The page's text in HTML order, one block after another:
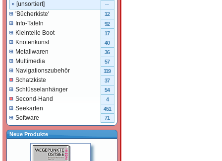
[unsortiert] --
'Bücherkiste' 12
Info-Tafeln 92
Kleinteile Boot 17
Knotenkunst 40
Metallwaren 36
Multimedia 57
Navigationszubehör 119
Schatzkiste 37
Schlüsselanhänger 54
Second-Hand 4
Seekarten 451
Software 71
Neue Produkte